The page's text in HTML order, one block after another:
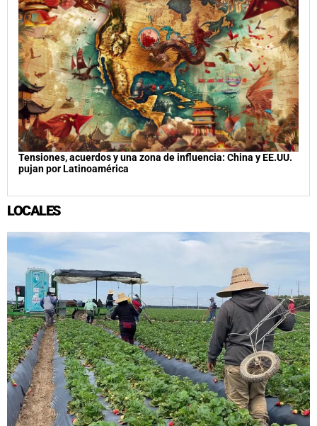
Tensiones, acuerdos y una zona de influencia: China y EE.UU.
pujan por Latinoamérica
LOCALES